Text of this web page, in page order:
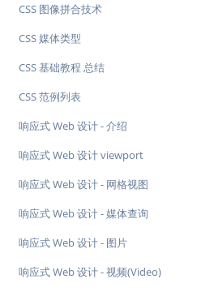
CSS 图像拼合技术
CSS 媒体类型
CSS 基础教程 总结
CSS 范例列表
响应式 Web 设计 - 介绍
响应式 Web 设计 viewport
响应式 Web 设计 - 网格视图
响应式 Web 设计 - 媒体查询
响应式 Web 设计 - 图片
响应式 Web 设计 - 视频(Video)